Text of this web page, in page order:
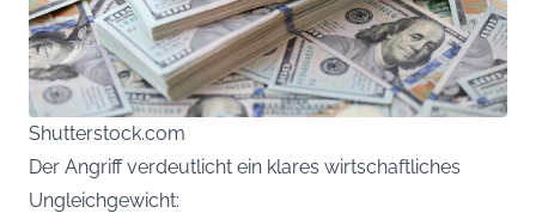
Shutterstock.com
Der Angriff verdeutlicht ein klares wirtschaftliches
Ungleichgewicht: